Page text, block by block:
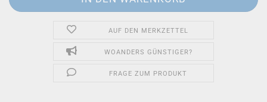
AUF DEN MERKZETTEL
WOANDERS GÜNSTIGER?
FRAGE ZUM PRODUKT